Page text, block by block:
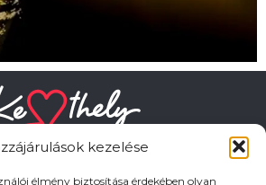
kezelése
élmény biztosítása érdekében olyan